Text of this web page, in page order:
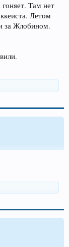
Там нет
Летом
за Жлобином.